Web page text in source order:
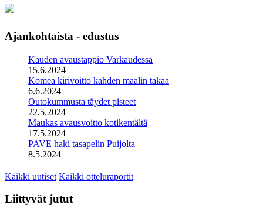
Ajankohtaista - edustus
Kauden avaustappio Varkaudessa
15.6.2024
Komea kirivoitto kahden maalin takaa
6.6.2024
Outokummusta täydet pisteet
22.5.2024
Maukas avausvoitto kotikentältä
17.5.2024
PAVE haki tasapelin Puijolta
8.5.2024
Kaikki uutiset Kaikki otteluraportit
Liittyvät jutut